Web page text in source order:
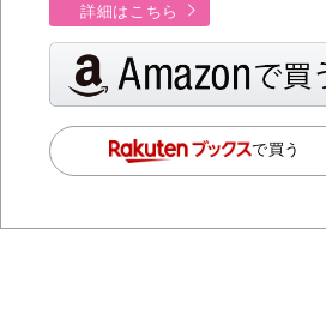
詳細はこちら
で買う